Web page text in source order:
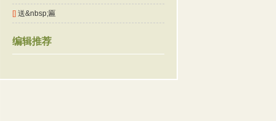
[] 送&nbsp;匾
编辑推荐